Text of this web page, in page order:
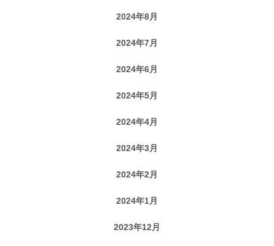
2024年8月
2024年7月
2024年6月
2024年5月
2024年4月
2024年3月
2024年2月
2024年1月
2023年12月